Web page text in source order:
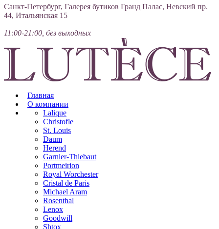
Санкт-Петербург, Галерея бутиков Гранд Палас, Невский пр.
44, Итальянская 15
11:00-21:00, без выходных
Главная
О компании
Lalique
Christofle
St. Louis
Daum
Herend
Garnier-Thiebaut
Portmeirion
Royal Worchester
Cristal de Paris
Michael Aram
Rosenthal
Lenox
Goodwill
Shtox